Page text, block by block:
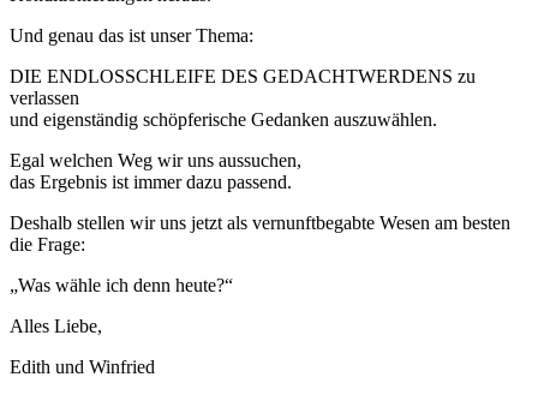
Und genau das ist unser Thema:
DIE ENDLOSSCHLEIFE DES GEDACHTWERDENS zu
verlassen
und eigenständig schöpferische Gedanken auszuwählen.
Egal welchen Weg wir uns aussuchen,
das Ergebnis ist immer dazu passend.
Deshalb stellen wir uns jetzt als vernunftbegabte Wesen am besten
die Frage:
„Was wähle ich denn heute?“
Alles Liebe,
Edith und Winfried